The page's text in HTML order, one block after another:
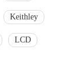
Keithley
LCD